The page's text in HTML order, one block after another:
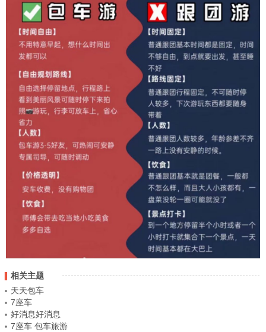
相关主题
天天包车
7座车
好消息好消息
7座车 包车旅游